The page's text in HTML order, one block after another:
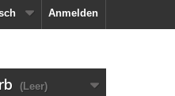
Anmelden
(Leer)